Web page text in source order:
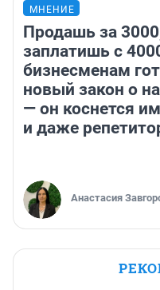
МНЕНИЕ
Продашь за
заплатишь с
бизнесменам
новый закон о
— он коснется
и даже
Анастасия